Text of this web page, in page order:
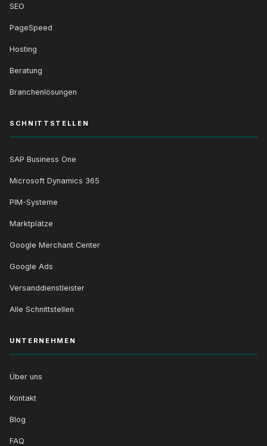
SEO
PageSpeed
Hosting
Beratung
Branchenlösungen
SCHNITTSTELLEN
SAP Business One
Microsoft Dynamics 365
PIM-Systeme
Marktplätze
Google Merchant Center
Google Ads
Versanddienstleister
Alle Schnittstellen
UNTERNEHMEN
Über uns
Kontakt
Blog
FAQ